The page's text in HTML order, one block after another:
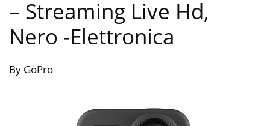
– Streaming Live Hd,
Nero -Elettronica
By GoPro